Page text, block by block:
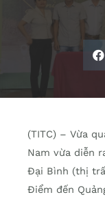
(TITC) – Vừa
Nam vừa diễn
Đại Bình (thị
Điểm đến